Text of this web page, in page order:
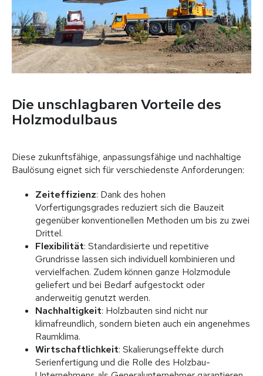
Die unschlagbaren Vorteile des
Holzmodulbaus
Diese zukunftsfähige, anpassungsfähige und nachhaltige
Baulösung eignet sich für verschiedenste Anforderungen:
Zeiteffizienz: Dank des hohen
Vorfertigungsgrades reduziert sich die Bauzeit
gegenüber konventionellen Methoden um bis zu zwei
Drittel.
Flexibilität: Standardisierte und repetitive
Grundrisse lassen sich individuell kombinieren und
vervielfachen. Zudem können ganze Holzmodule
geliefert und bei Bedarf aufgestockt oder
anderweitig genutzt werden.
Nachhaltigkeit: Holzbauten sind nicht nur
klimafreundlich, sondern bieten auch ein angenehmes
Raumklima.
Wirtschaftlichkeit: Skalierungseffekte durch
Serienfertigung und die Rolle des Holzbau-